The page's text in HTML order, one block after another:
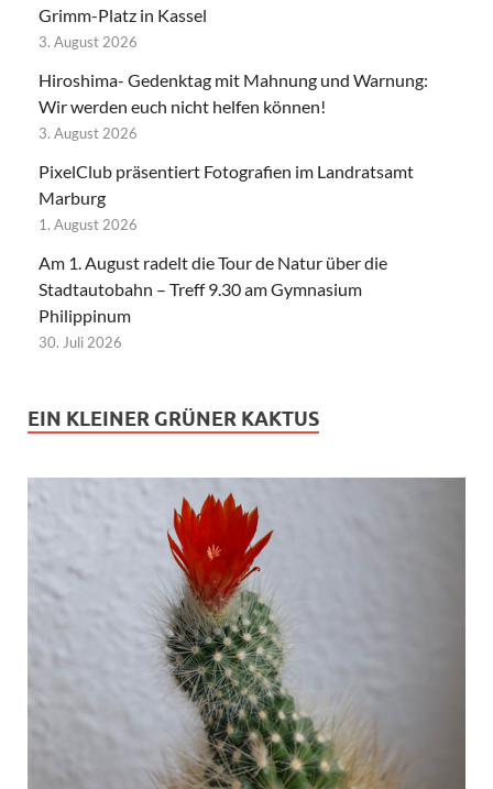
Grimm-Platz in Kassel
3. August 2026
Hiroshima- Gedenktag mit Mahnung und Warnung:
Wir werden euch nicht helfen können!
3. August 2026
PixelClub präsentiert Fotografien im Landratsamt
Marburg
1. August 2026
Am 1. August radelt die Tour de Natur über die
Stadtautobahn – Treff 9.30 am Gymnasium
Philippinum
30. Juli 2026
EIN KLEINER GRÜNER KAKTUS